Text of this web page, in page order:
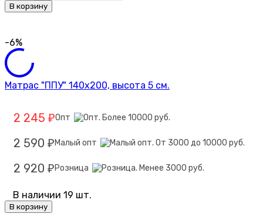
В корзину
-6%
Матрас "ППУ" 140х200, высота 5 см.
2 245 ₽Опт
2 590 ₽ Малый опт
2 920 ₽ Розница
В наличии 19 шт.
В корзину